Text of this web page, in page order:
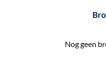
Nog geen